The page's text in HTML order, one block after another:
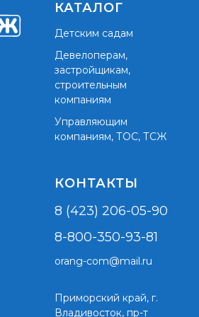
КАТАЛОГ
Детским садам
Девелоперам,
застройщикам,
строительным
компаниям
Управляющим
компаниям, ТОС, ТСЖ
КОНТАКТЫ
8 (423) 206-05-90
8-800-350-93-81
orang-com@mail.ru
Приморский край, г.
Владивосток, пр-т